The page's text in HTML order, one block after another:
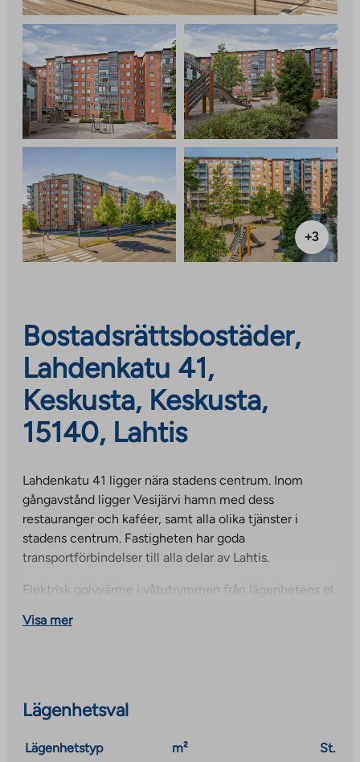
+3
Bostadsrättsbostäder,
Lahdenkatu 41,
Keskusta, Keskusta,
15140, Lahtis
Lahdenkatu 41 ligger nära stadens centrum. Inom
gångavstånd ligger Vesijärvi hamn med dess
restauranger och kaféer, samt alla olika tjänster i
stadens centrum. Fastigheten har goda
transportförbindelser till alla delar av Lahtis.
Elektrisk golvvärme i våtutrymmen från lägenhetens el.
Visa mer
Lägenhetsval
Lägenhetstyp m²
St.